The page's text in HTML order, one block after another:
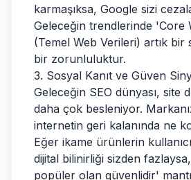
karmaşıksa, Google sizi
Geleceğin trendlerinde 'Core
(Temel Web Verileri) artık bir
bir zorunluluktur.
3. Sosyal Kanıt ve Güven
Geleceğin SEO dünyası, site
daha çok besleniyor.
internetin geri kalanında ne
Eğer ikame ürünlerin
dijital bilinirliği sizden
popüler olan güvenlidir'